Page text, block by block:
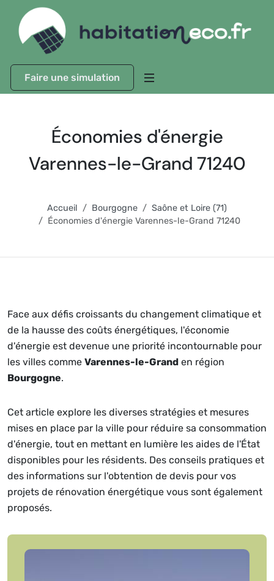
Faire une simulation
Économies d'énergie
Varennes-le-Grand 71240
Accueil Bourgogne
Saône et Loire (71)
Économies d'énergie Varennes-le-Grand 71240
Face aux défis croissants du changement climatique et
de la hausse des coûts énergétiques, l'économie
d'énergie est devenue une priorité incontournable pour
les villes comme Varennes-le-Grand en région
Bourgogne.
Cet article explore les diverses stratégies et mesures
mises en place par la ville pour réduire sa consommation
d'énergie, tout en mettant en lumière les aides de l'État
disponibles pour les résidents. Des conseils pratiques et
des informations sur l'obtention de devis pour vos
projets de rénovation énergétique vous sont également
proposés.